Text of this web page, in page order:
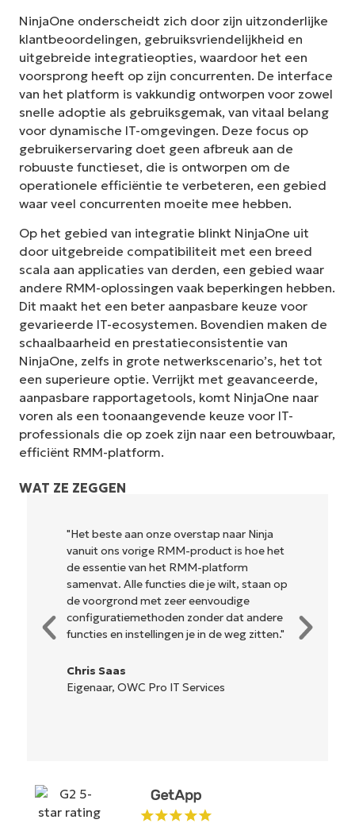
NinjaOne onderscheidt zich door zijn uitzonderlijke
klantbeoordelingen, gebruiksvriendelijkheid en
uitgebreide integratieopties, waardoor het een
voorsprong heeft op zijn concurrenten. De interface
van het platform is vakkundig ontworpen voor zowel
snelle adoptie als gebruiksgemak, van vitaal belang
voor dynamische IT-omgevingen. Deze focus op
gebruikerservaring doet geen afbreuk aan de
robuuste functieset, die is ontworpen om de
operationele efficiëntie te verbeteren, een gebied
waar veel concurrenten moeite mee hebben.
Op het gebied van integratie blinkt NinjaOne uit
door uitgebreide compatibiliteit met een breed
scala aan applicaties van derden, een gebied waar
andere RMM-oplossingen vaak beperkingen hebben.
Dit maakt het een beter aanpasbare keuze voor
gevarieerde IT-ecosystemen. Bovendien maken de
schaalbaarheid en prestatieconsistentie van
NinjaOne, zelfs in grote netwerkscenario’s, het tot
een superieure optie. Verrijkt met geavanceerde,
aanpasbare rapportagetools, komt NinjaOne naar
voren als een toonaangevende keuze voor IT-
professionals die op zoek zijn naar een betrouwbaar,
efficiënt RMM-platform.
WAT ZE ZEGGEN
"Het beste aan onze overstap naar Ninja
vanuit ons vorige RMM-product is hoe het
de essentie van het RMM-platform
samenvat. Alle functies die je wilt, staan op
de voorgrond met zeer eenvoudige
configuratiemethoden zonder dat andere
functies en instellingen je in de weg zitten."
Chris Saas
Eigenaar, OWC Pro IT Services
Begin uw proefperiode van 14
dagen
Business
number*